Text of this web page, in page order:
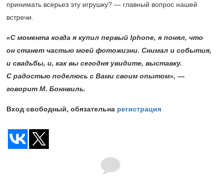
принимать всерьез эту игрушку? — главный вопрос нашей
встречи.
«С момента когда я купил первый lphone, я понял, что
он станет частью моей фотожизни. Снимал и события,
и свадьбы, и, как вы сегодня увидите, выставку.
С радостью поделюсь с Вами своим опытом», —
говорит М. Боннвиль.
Вход свободный, обязательна регистрация